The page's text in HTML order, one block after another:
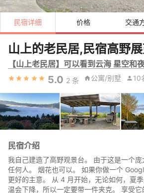
民宿详细 价格 交通
山上的老民居,民宿高野
【山上老民居】可以看到云海 星空和
5.0 2 条 公寓/别墅 10
民宿介绍
我自己建造了高野观景台。 由于这是一个
任何人。 烟花也可以。 如果你做一个
更好的主意。 从 4 月开始，无论如何，夏
温会下降，所以一定要带一件夹克。 享受